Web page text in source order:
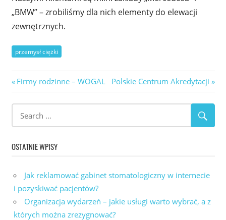
„BMW” – zrobiliśmy dla nich elementy do elewacji
zewnętrznych.
przemysł ciężki
Nawigacja
wpisu
Previous
Firmy rodzinne – WOGAL
Next
Polskie Centrum Akredytacji
OSTATNIE WPISY
Jak reklamować gabinet stomatologiczny w internecie
i pozyskiwać pacjentów?
Organizacja wydarzeń – jakie usługi warto wybrać, a z
których można zrezygnować?